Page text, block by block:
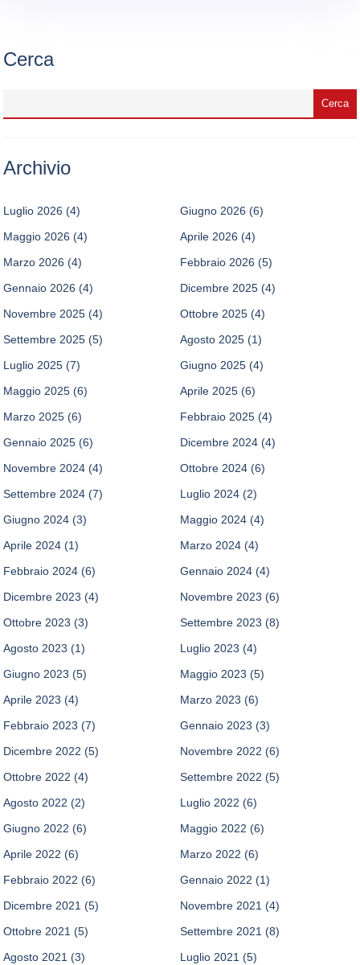
Cerca
Archivio
Luglio 2026 (4) Giugno 2026 (6)
Maggio 2026 (4) Aprile 2026 (4)
Marzo 2026 (4) Febbraio 2026 (5)
Gennaio 2026 (4) Dicembre 2025 (4)
Novembre 2025 (4) Ottobre 2025 (4)
Settembre 2025 (5) Agosto 2025 (1)
Luglio 2025 (7) Giugno 2025 (4)
Maggio 2025 (6) Aprile 2025 (6)
Marzo 2025 (6) Febbraio 2025 (4)
Gennaio 2025 (6) Dicembre 2024 (4)
Novembre 2024 (4) Ottobre 2024 (6)
Settembre 2024 (7) Luglio 2024 (2)
Giugno 2024 (3) Maggio 2024 (4)
Aprile 2024 (1) Marzo 2024 (4)
Febbraio 2024 (6) Gennaio 2024 (4)
Dicembre 2023 (4) Novembre 2023 (6)
Ottobre 2023 (3) Settembre 2023 (8)
Agosto 2023 (1) Luglio 2023 (4)
Giugno 2023 (5) Maggio 2023 (5)
Aprile 2023 (4) Marzo 2023 (6)
Febbraio 2023 (7) Gennaio 2023 (3)
Dicembre 2022 (5) Novembre 2022 (6)
Ottobre 2022 (4) Settembre 2022 (5)
Agosto 2022 (2) Luglio 2022 (6)
Giugno 2022 (6) Maggio 2022 (6)
Aprile 2022 (6) Marzo 2022 (6)
Febbraio 2022 (6) Gennaio 2022 (1)
Dicembre 2021 (5) Novembre 2021 (4)
Ottobre 2021 (5) Settembre 2021 (8)
Agosto 2021 (3) Luglio 2021 (5)